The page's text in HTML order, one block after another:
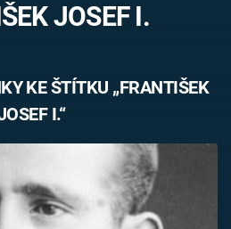
JOSEF I.
KE ŠTÍTKU „FRANTIŠEK
I.“